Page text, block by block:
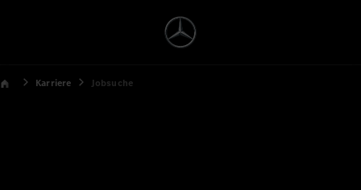
Karriere Jobsuche